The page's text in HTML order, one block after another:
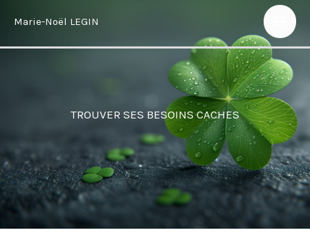
contenu
Marie-Noël LEGIN
TROUVER SES BESOINS CACHES